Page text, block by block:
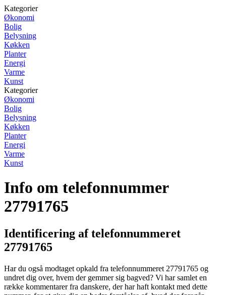
Kategorier
Økonomi
Bolig
Belysning
Køkken
Planter
Energi
Varme
Kunst
Kategorier
Økonomi
Bolig
Belysning
Køkken
Planter
Energi
Varme
Kunst
Info om telefonnummer
27791765
Identificering af telefonnummeret
27791765
Har du også modtaget opkald fra telefonnummeret 27791765 og
undret dig over, hvem der gemmer sig bagved? Vi har samlet en
række kommentarer fra danskere, der har haft kontakt med dette